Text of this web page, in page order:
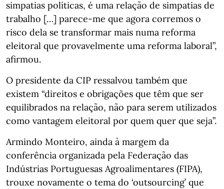
simpatias políticas, é uma relação de simpatias de
trabalho […] parece-me que agora corremos o
risco dela se transformar mais numa reforma
eleitoral que provavelmente uma reforma laboral”,
afirmou.
O presidente da CIP ressalvou também que
existem “direitos e obrigações que têm que ser
equilibrados na relação, não para serem utilizados
como vantagem eleitoral por quem quer que seja”.
Armindo Monteiro, ainda à margem da
conferência organizada pela Federação das
Indústrias Portuguesas Agroalimentares (FIPA),
trouxe novamente o tema do ‘outsourcing’ que